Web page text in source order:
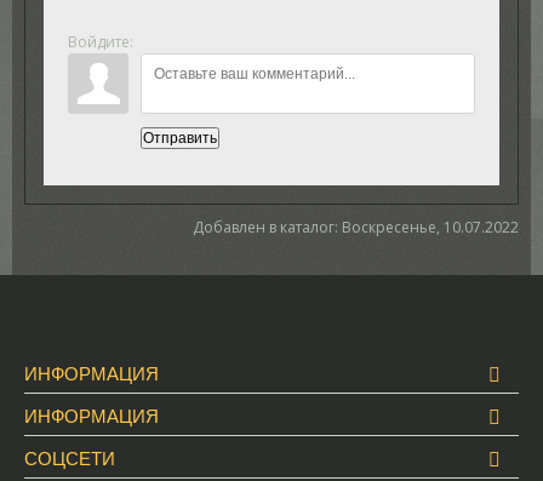
Войдите:
Отправить
Добавлен в каталог: Воскресенье, 10.07.2022
ИНФОРМАЦИЯ
ИНФОРМАЦИЯ
СОЦСЕТИ